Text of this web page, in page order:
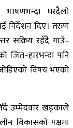
घरदैलो
निर्देशन दिए। तरुण
सक्रिय रहँदै गाउँ–
जित–हारभन्दा पनि
विषय भएको
उम्मेदवार खड्काले
विकासको पक्षमा